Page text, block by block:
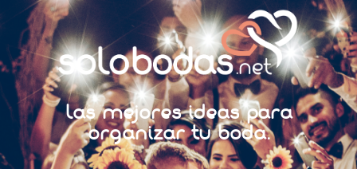
Las mejores ideas para
organizar tu boda.